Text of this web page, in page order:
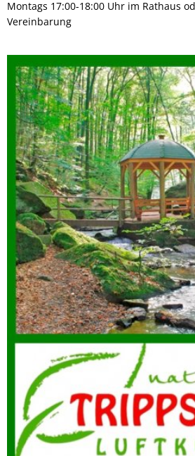
Montags 17:00-18:00 Uhr im Rathaus
Vereinbarung